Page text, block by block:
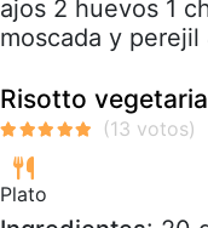
ajos 2 huevos 1
moscada y
Risotto
Plato